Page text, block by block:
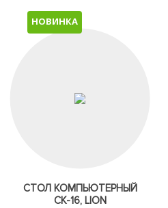
НОВИНКА
СТОЛ КОМПЬЮТЕРНЫЙ
СК-16, LION